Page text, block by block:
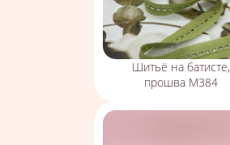
Шитьё на батисте,
прошва М384